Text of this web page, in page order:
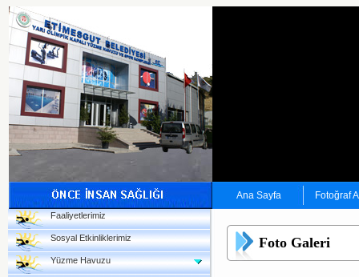
Ana Sayfa Fotoğraf
Faaliyetlerimiz
Sosyal Etkinliklerimiz
Yüzme Havuzu
Foto Galeri